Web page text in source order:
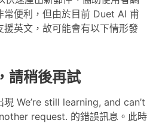
常便利，但由於目前 Duet AI 甫
援英文，故可能會有以下情形發
請稍後再試
We’re still learning, and can’t
request. 的錯誤訊息。此時